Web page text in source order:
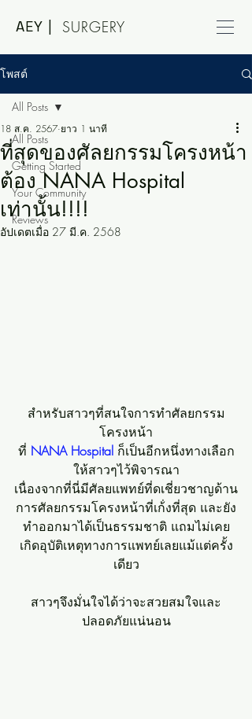
SURGERY
AEY |
โพสต์
All Posts
Getting Started
Your Community
Reviews
All Posts
ที่สุดของศัลยกรรมโครงหน้า
ต้อง NANA Hospital
เท่านั้น!!!!
18 ส.ค. 2567 ยาว 1 นาที
อัปเดตเมื่อ 27 มี.ค. 2568
สำหรับสาวๆที่สนใจการทำศัลยกรรม
โครงหน้า
ที่ NANA Hospital ก็เป็นอีกหนึ่งทางเลือก
ให้สาวๆไว้พิจารณา
เนื่องจากที่นี่มีศัลยแพทย์ที่ดเชี่ยวชาญด้าน
การศัลยกรรมโครงหน้าที่เก้่งที่สุด และยัง
ทำออกมาได้เป็นธรรมชาติ แถมไม่เคย
เกิดอุบัติเหตุทางการแพทย์เลยแม้แต่ครั้ง
เดียว
สาวๆจึงมั่นใจได้ว่าจะสวยสมใจและ
ปลอดภัยแน่นอน